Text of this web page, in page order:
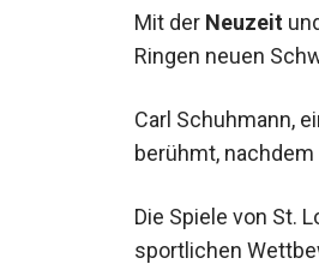
Mit der Neuzeit
Ringen neuen
Carl Schuhmann,
berühmt, nachdem
Die Spiele von St.
sportlichen